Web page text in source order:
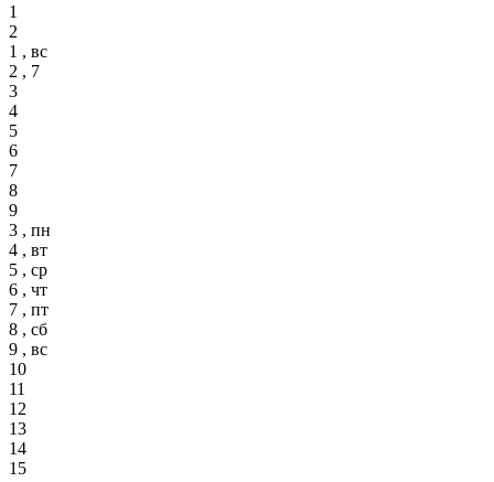
1
2
1 , вс
2 , 7
3
4
5
6
7
8
9
3 , пн
4 , вт
5 , ср
6 , чт
7 , пт
8 , сб
9 , вс
10
11
12
13
14
15